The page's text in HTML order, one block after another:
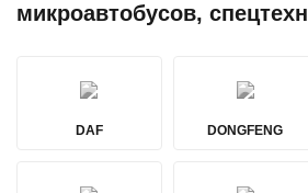
микроавтобусов,
DAF DONGFENG